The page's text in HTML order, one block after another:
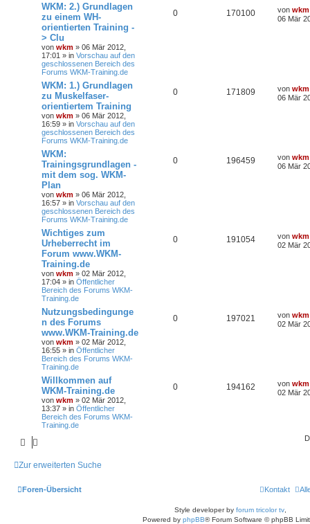
WKM: 2.) Grundlagen
zu einem WH-
orientierten Training -
> Clu
von wkm » 06 Mär 2012,
17:01 » in Vorschau auf den
geschlossenen Bereich des
Forums WKM-Training.de
0 170100 von wkm
06 Mär
WKM: 1.) Grundlagen
zu Muskelfaser-
orientiertem Training
von wkm » 06 Mär 2012,
16:59 » in Vorschau auf den
geschlossenen Bereich des
Forums WKM-Training.de
0 171809 von wkm
06 Mär
WKM:
Trainingsgrundlagen -
mit dem sog. WKM-
Plan
von wkm » 06 Mär 2012,
16:57 » in Vorschau auf den
geschlossenen Bereich des
Forums WKM-Training.de
0 196459 von wkm
06 Mär
Wichtiges zum
Urheberrecht im
Forum www.WKM-
Training.de
von wkm » 02 Mär 2012,
17:04 » in Öffentlicher
Bereich des Forums WKM-
Training.de
0 191054 von wkm
02 Mär
Nutzungsbedingunge
n des Forums
www.WKM-Training.de
von wkm » 02 Mär 2012,
16:55 » in Öffentlicher
Bereich des Forums WKM-
Training.de
0 197021 von wkm
02 Mär
Willkommen auf
WKM-Training.de
von wkm » 02 Mär 2012,
13:37 » in Öffentlicher
Bereich des Forums WKM-
Training.de
0 194162 von wkm
02 Mär
Zur erweiterten Suche
Foren-Übersicht Kontakt
Style developer by forum tricolor tv,
Powered by phpBB® Forum Software © phpBB